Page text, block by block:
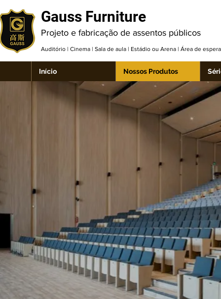
Gauss Furniture
Projeto e fabricação de assentos públicos
Auditório | Cinema | Sala de aula | Estádio ou Arena | Área de
Início Nossos Produtos